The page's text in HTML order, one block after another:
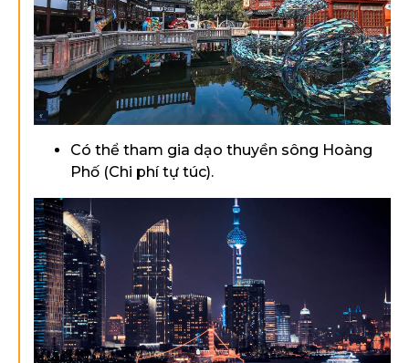
Có thể tham gia dạo thuyền sông Hoàng
Phố (Chi phí tự túc).